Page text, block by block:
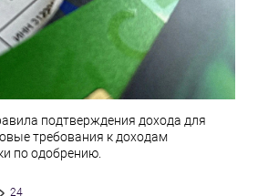
подтверждения дохода для
требования к доходам
по одобрению.
24